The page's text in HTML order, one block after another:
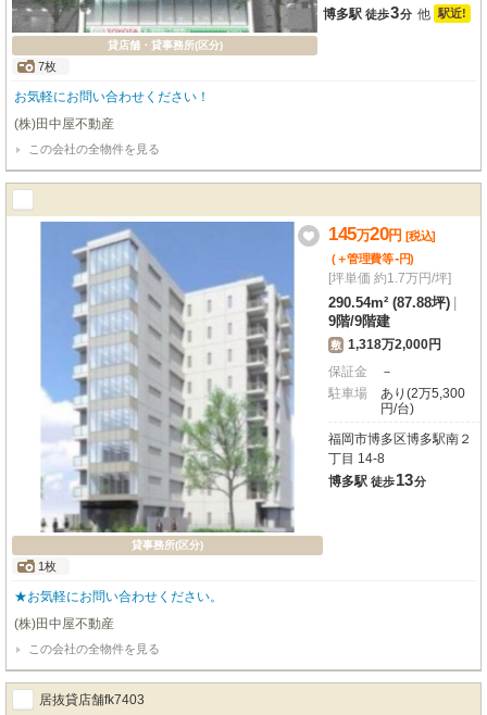
貸店舗・貸事務所(区分)
7枚
博多駅 徒歩3分 他 駅近!
お気軽にお問い合わせください！
(株)田中屋不動産
この会社の全物件を見る
貸事務所(区分)
1枚
145万20円 [税込]
(＋管理費等-円)
[坪単価 約1.7万円/坪]
290.54m² (87.88坪)
9階/9階建
敷 1,318万2,000円
保証金
－
駐車場
あり(2万5,300
円/台)
福岡市博多区博多駅南２
丁目 14-8
博多駅 徒歩13分
★お気軽にお問い合わせください。
(株)田中屋不動産
この会社の全物件を見る
居抜貸店舗fk7403